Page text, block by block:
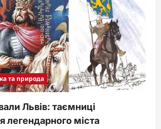
та природа
Львів: таємниці
легендарного міста